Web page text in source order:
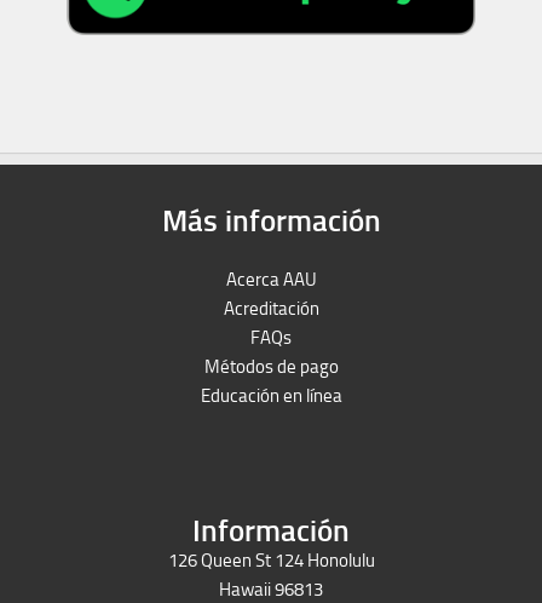
Más información
Acerca AAU
Acreditación
FAQs
Métodos de pago
Educación en línea
Información
126 Queen St 124 Honolulu
Hawaii 96813